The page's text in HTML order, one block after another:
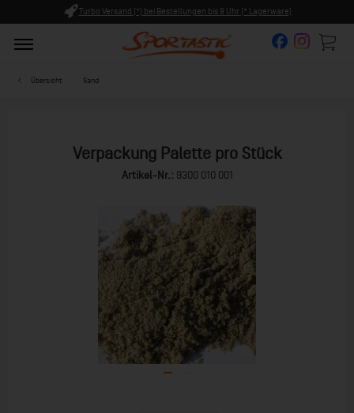
Turbo Versand (*) bei Bestellungen bis 9 Uhr (* Lagerware)
Übersicht Sand
Verpackung Palette pro Stück
Artikel-Nr.: 9300 010 001